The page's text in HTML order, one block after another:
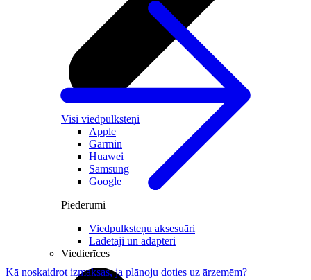
Visi viedpulksteņi
Apple
Garmin
Huawei
Samsung
Google
Piederumi
Viedpulksteņu aksesuāri
Lādētāji un adapteri
Viedierīces
Kā noskaidrot izmaksas, ja plānoju doties uz ārzemēm?